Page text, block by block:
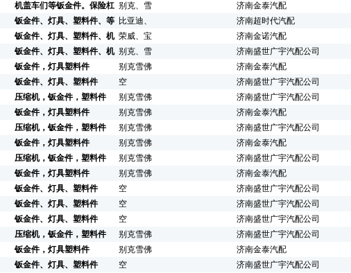
机盖车们等钣金件。保险杠 别克、雪
济南金泰汽配
钣金件、灯具、塑料件、等 比亚迪、
济南超时代汽配
钣金件、灯具、塑料件、机 荣威、宝
济南金诺汽配
钣金件、灯具、塑料件、机 别克、雪
济南盛世广宇汽配公司
钣金件，灯具塑料件
别克雪佛
济南金泰汽配
钣金件、灯具、塑料件
空
济南盛世广宇汽配公司
压缩机，钣金件，塑料件
别克雪佛
济南盛世广宇汽配公司
钣金件，灯具塑料件
别克雪佛
济南金泰汽配
压缩机，钣金件，塑料件
别克雪佛
济南盛世广宇汽配公司
钣金件，灯具塑料件
别克雪佛
济南金泰汽配
压缩机，钣金件，塑料件
别克雪佛
济南盛世广宇汽配公司
钣金件，灯具塑料件
别克雪佛
济南金泰汽配
钣金件、灯具、塑料件
空
济南盛世广宇汽配公司
钣金件、灯具、塑料件
空
济南盛世广宇汽配公司
钣金件、灯具、塑料件
空
济南盛世广宇汽配公司
压缩机，钣金件，塑料件
别克雪佛
济南盛世广宇汽配公司
钣金件，灯具塑料件
别克雪佛
济南金泰汽配
钣金件、灯具、塑料件
空
济南盛世广宇汽配公司